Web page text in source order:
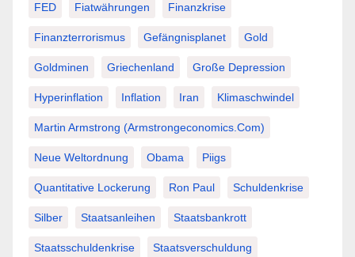
FED Fiatwährungen Finanzkrise
Finanzterrorismus Gefängnisplanet Gold
Goldminen Griechenland Große Depression
Hyperinflation Inflation Iran Klimaschwindel
Martin Armstrong (Armstrongeconomics.com)
Neue Weltordnung Obama Piigs
Quantitative Lockerung Ron Paul Schuldenkrise
Silber Staatsanleihen Staatsbankrott
Staatsschuldenkrise Staatsverschuldung